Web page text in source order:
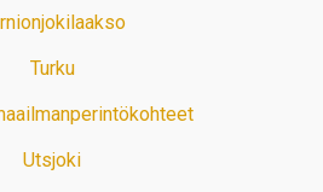
Turku
Utsjoki